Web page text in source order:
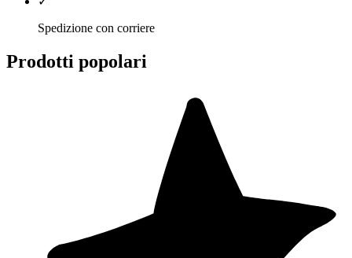
Spedizione con corriere
Prodotti popolari